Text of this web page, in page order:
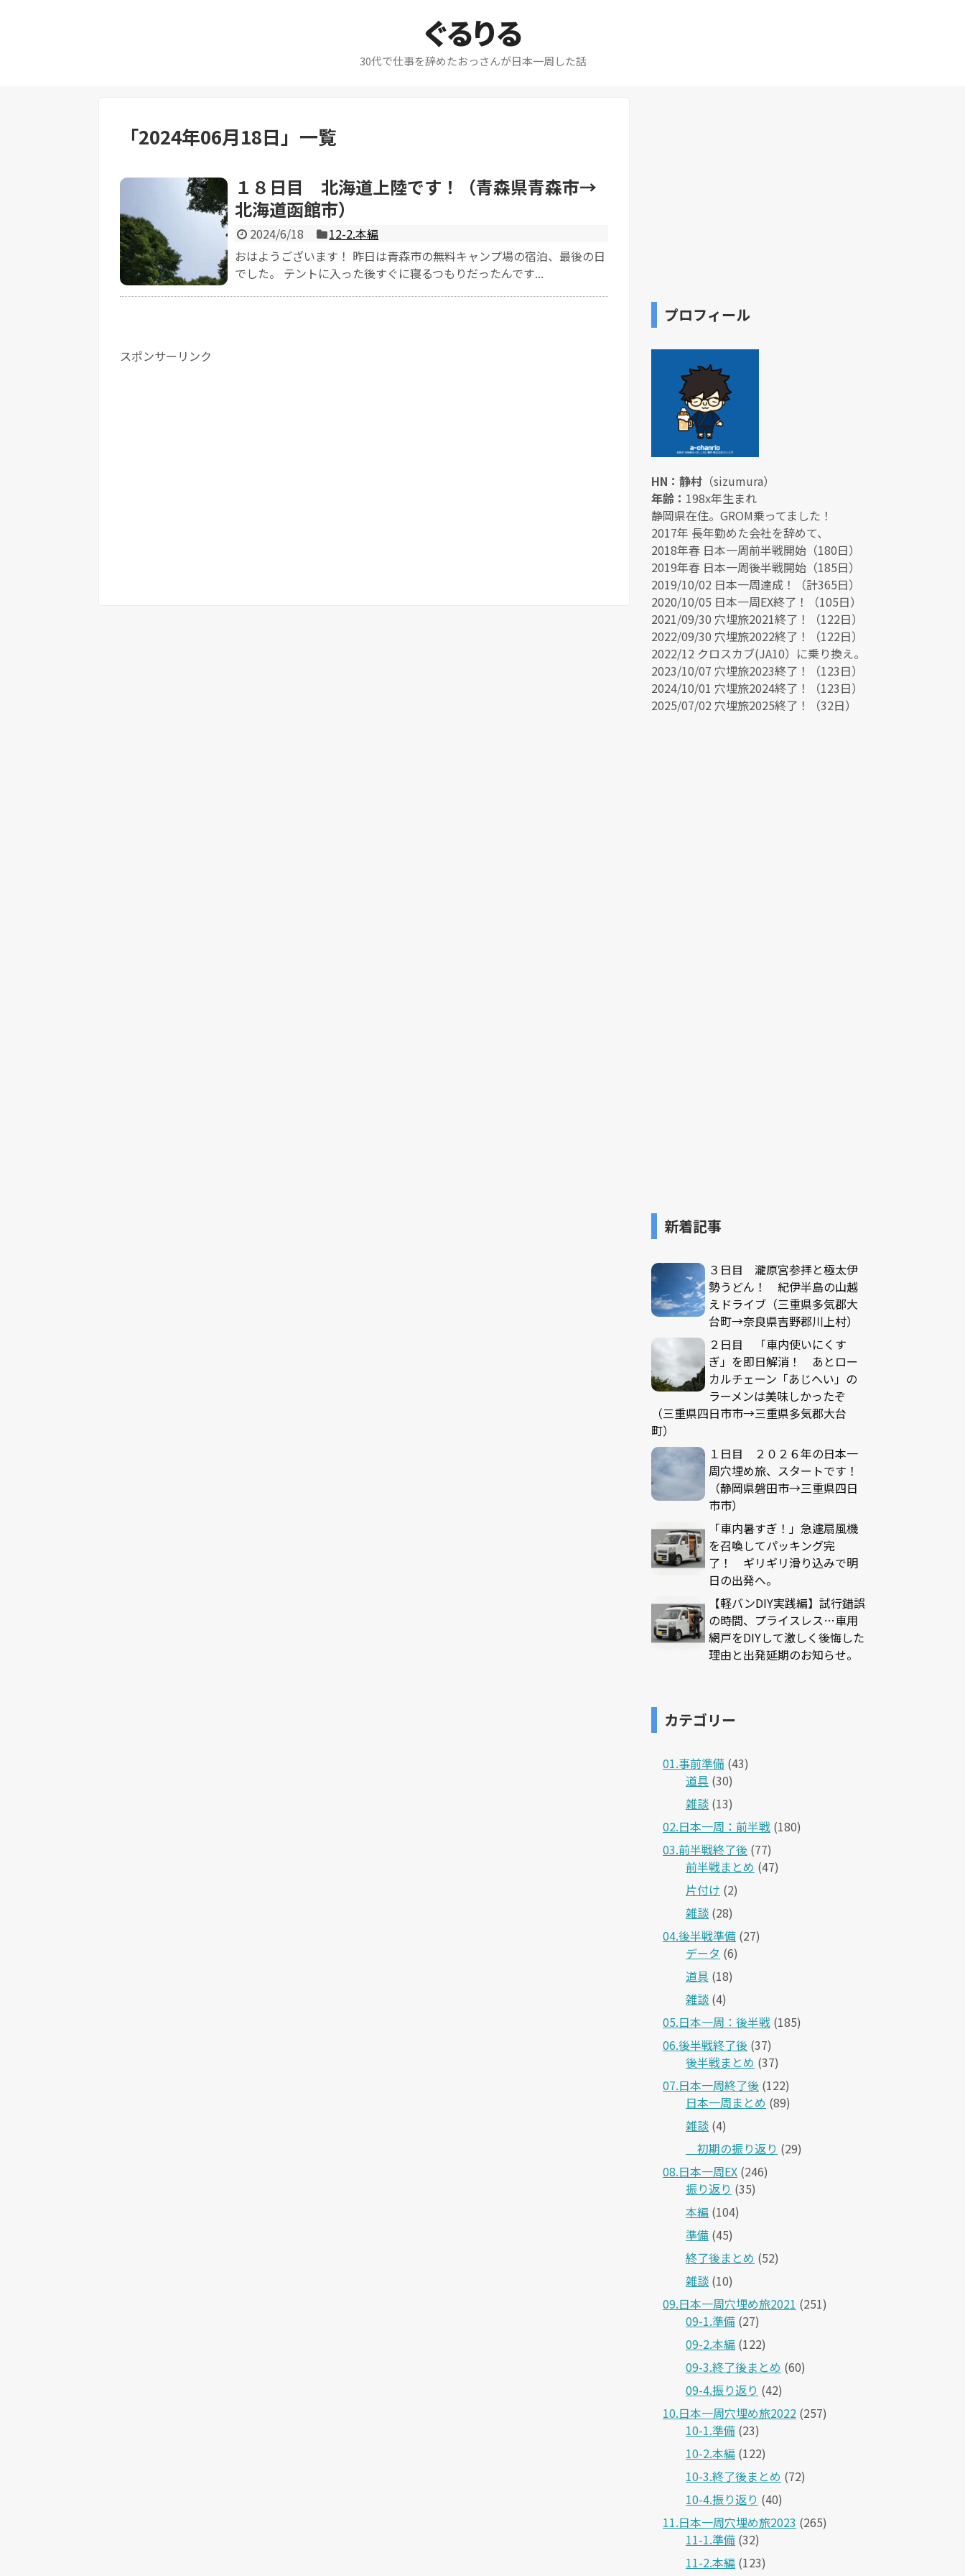
ぐるりる
30代で仕事を辞めたおっさんが日本一周した話
「2024年06月18日」 一覧
１８日目 北海道上陸です！（青森県青森市→
北海道函館市）
2024/6/18
12-2.本編
おはようございます！ 昨日は青森市の無料キャンプ場の宿泊、最後の日
でした。 テントに入った後すぐに寝るつもりだったんです...
スポンサーリンク
プロフィール
HN：静村 （sizumura）
年齢： 198x年生まれ
静岡県在住。GROM乗ってました！
2017年 長年勤めた会社を辞めて、
2018年春 日本一周前半戦開始（180日）
2019年春 日本一周後半戦開始（185日）
2019/10/02 日本一周達成！（計365日）
2020/10/05 日本一周EX終了！（105日）
2021/09/30 穴埋旅2021終了！（122日）
2022/09/30 穴埋旅2022終了！（122日）
2022/12 クロスカブ(JA10）に乗り換え。
2023/10/07 穴埋旅2023終了！（123日）
2024/10/01 穴埋旅2024終了！（123日）
2025/07/02 穴埋旅2025終了！（32日）
新着記事
３日目 瀧原宮参拝と極太伊
勢うどん！ 紀伊半島の山越
えドライブ（三重県多気郡大
台町→奈良県吉野郡川上村）
２日目 「車内使いにくす
ぎ」を即日解消！ あとロー
カルチェーン「あじへい」の
ラーメンは美味しかったぞ
（三重県四日市市→三重県多気郡大台
町）
１日目 ２０２６年の日本一
周穴埋め旅、スタートです！
（静岡県磐田市→三重県四日
市市）
「車内暑すぎ！」急遽扇風機
を召喚してパッキング完
了！ ギリギリ滑り込みで明
日の出発へ。
【軽バンDIY実践編】試行錯誤
の時間、プライスレス…車用
網戸をDIYして激しく後悔した
理由と出発延期のお知らせ。
カテゴリー
01.事前準備 (43)
道具 (30)
雑談 (13)
02.日本一周：前半戦 (180)
03.前半戦終了後 (77)
前半戦まとめ (47)
片付け (2)
雑談 (28)
04.後半戦準備 (27)
データ (6)
道具 (18)
雑談 (4)
05.日本一周：後半戦 (185)
06.後半戦終了後 (37)
後半戦まとめ (37)
07.日本一周終了後 (122)
日本一周まとめ (89)
雑談 (4)
＿初期の振り返り (29)
08.日本一周EX (246)
振り返り (35)
本編 (104)
準備 (45)
終了後まとめ (52)
雑談 (10)
09.日本一周穴埋め旅2021 (251)
09-1.準備 (27)
09-2.本編 (122)
09-3.終了後まとめ (60)
09-4.振り返り (42)
10.日本一周穴埋め旅2022 (257)
10-1.準備 (23)
10-2.本編 (122)
10-3.終了後まとめ (72)
10-4.振り返り (40)
11.日本一周穴埋め旅2023 (265)
11-1.準備 (32)
11-2.本編 (123)